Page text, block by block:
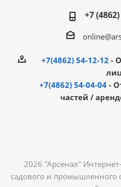
+7
+7(4862) 54-12-12 -
+7(4862) 54-04-04 -
частей /
2026 "Арсенал"
садового и промышленного